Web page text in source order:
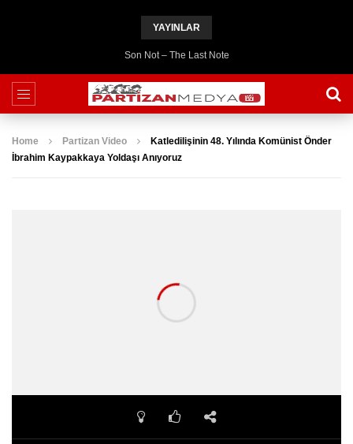
YAYINLAR
Son Not – The Last Note
Home Partizan Video
Katledilişinin 48. Yılında Komünist Önder
İbrahim Kaypakkaya Yoldaşı Anıyoruz